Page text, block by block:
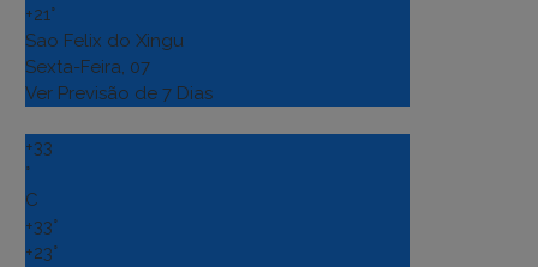
+21°
Sao Felix do Xingu
Sexta-Feira, 07
Ver Previsão de 7 Dias
+33
°
C
+33°
+23°